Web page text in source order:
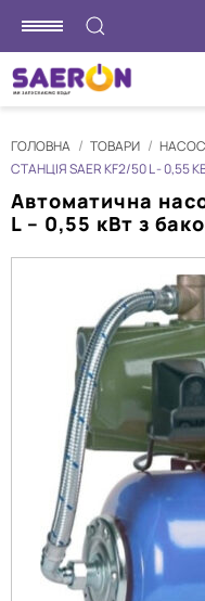
ГОЛОВНА ТОВАРИ
СТАНЦІЯ SAER KF2/50 L - 0,55
Автоматична
L – 0,55 кВт з